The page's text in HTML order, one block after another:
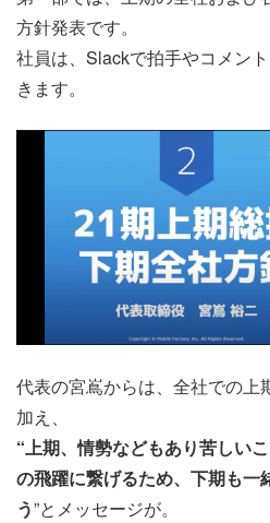
方針発表です。
社員は、Slackで拍手やコメン
きます。
代表の宮嶌からは、全社での上
加え、
“上期、情勢などもあり苦しい
の飛躍に繋げるため、下期も一
う”とメッセージが。